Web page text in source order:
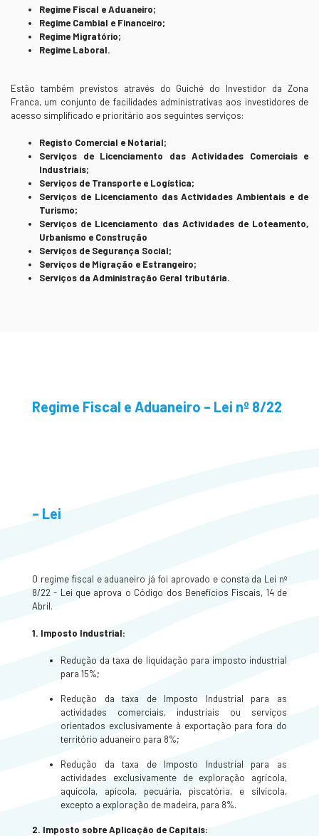
Regime Fiscal e Aduaneiro;
Regime Cambial e Financeiro;
Regime Migratório;
Regime Laboral.
Estão também previstos através do Guiché do Investidor da Zona
Franca, um conjunto de facilidades administrativas aos investidores de
acesso simplificado e prioritário aos seguintes serviços:
Registo Comercial e Notarial;
Serviços de Licenciamento das Actividades Comerciais e
Industriais;
Serviços de Transporte e Logística;
Serviços de Licenciamento das Actividades Ambientais e de
Turismo;
Serviços de Licenciamento das Actividades de Loteamento,
Urbanismo e Construção
Serviços de Segurança Social;
Serviços de Migração e Estrangeiro;
Serviços da Administração Geral tributária.
Regime Fiscal e Aduaneiro – Lei nº 8/22
– Lei
O regime fiscal e aduaneiro já foi aprovado e consta da Lei nº
8/22 - Lei que aprova o Código dos Benefícios Fiscais, 14 de
Abril.
1. Imposto Industrial:
Redução da taxa de liquidação para imposto industrial
para 15%;
Redução da taxa de Imposto Industrial para as
actividades comerciais, industriais ou serviços
orientados exclusivamente à exportação para fora do
território aduaneiro para 8%;
Redução da taxa de Imposto Industrial para as
actividades exclusivamente de exploração agrícola,
aquícola, apícola, pecuária, piscatória, e silvícola,
excepto a exploração de madeira, para 8%.
2. Imposto sobre Aplicação de Capitais: